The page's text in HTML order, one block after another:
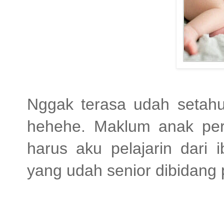
Nggak terasa udah
hehehe. Maklum anak
harus aku pelajarin dari
yang udah senior dibidang